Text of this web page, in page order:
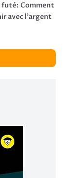
Comment
avec l'argent